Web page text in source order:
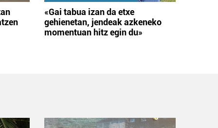
«Gai tabua izan da etxe
gehienetan, jendeak azkeneko
momentuan hitz egin du»